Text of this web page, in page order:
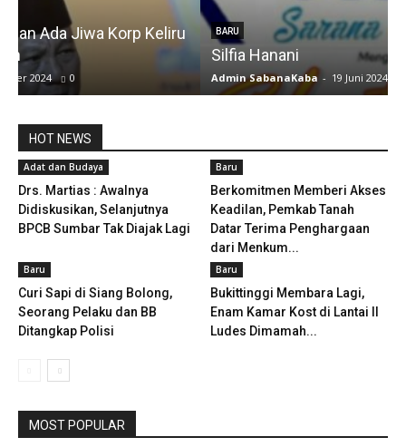
BARU
Silfia Hanani
Admin SabanaKaba 19 Juni 2024 1480
HOT NEWS
Adat dan Budaya
Drs. Martias : Awalnya
Didiskusikan, Selanjutnya
BPCB Sumbar Tak Diajak Lagi
Baru
Berkomitmen Memberi Akses
Keadilan, Pemkab Tanah
Datar Terima Penghargaan
dari Menkum...
Baru
Curi Sapi di Siang Bolong,
Seorang Pelaku dan BB
Ditangkap Polisi
Baru
Bukittinggi Membara Lagi,
Enam Kamar Kost di Lantai II
Ludes Dimamah...
MOST POPULAR